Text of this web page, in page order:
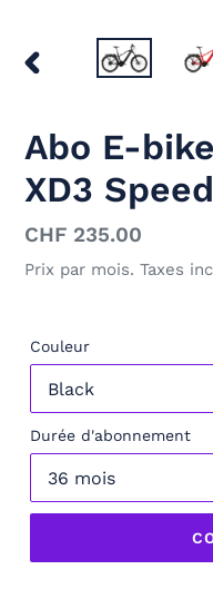
Abo E-
XD3
Prix
normal
CHF 235.00
Prix par mois. Taxes
Couleur
Durée d'abonnement